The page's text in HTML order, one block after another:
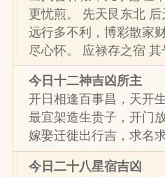
更忧煎。 先天艮东北
远行多不利，博彩散家
尽心怀。 应禄存之宿
今日十二神吉凶所主
开日相逢百事昌，天开
最宜架造生贵子，开门
嫁娶迁徙出行吉，求名
今日二十八星宿吉凶